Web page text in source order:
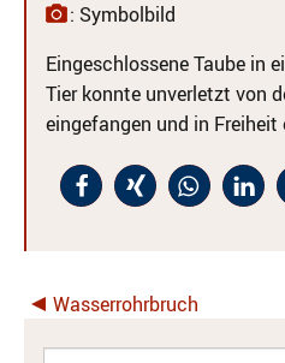
: Symbolbild
Eingeschlossene Taube in
Tier konnte unverletzt von
eingefangen und in Freiheit
Wasserrohrbruch